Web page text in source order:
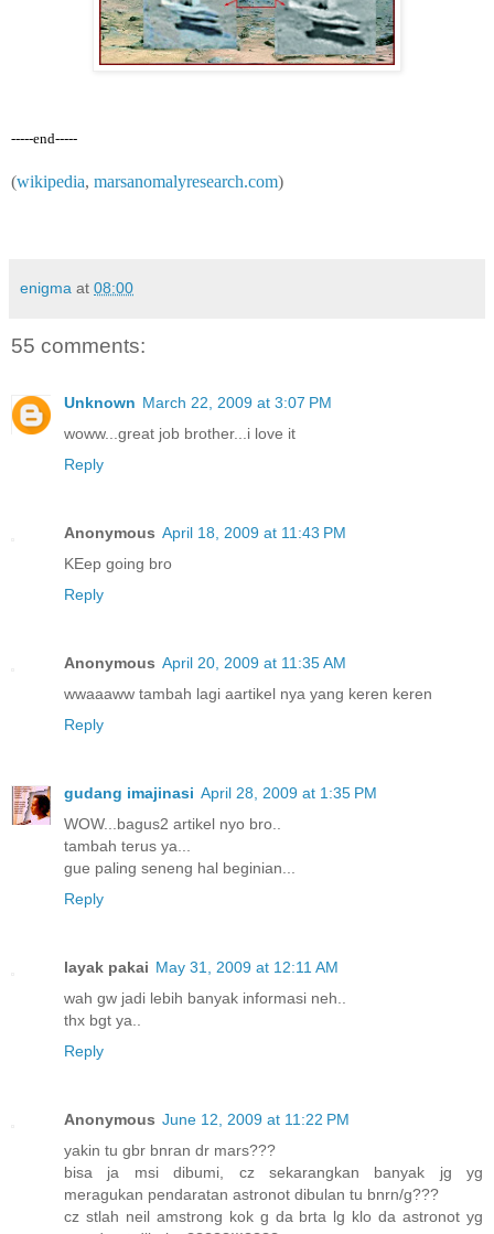
-----end-----
(wikipedia, marsanomalyresearch.com)
enigma at 08:00
55 comments:
Unknown March 22, 2009 at 3:07 PM
woww...great job brother...i love it
Reply
Anonymous April 18, 2009 at 11:43 PM
KEep going bro
Reply
Anonymous April 20, 2009 at 11:35 AM
wwaaaww tambah lagi aartikel nya yang keren keren
Reply
gudang imajinasi April 28, 2009 at 1:35 PM
WOW...bagus2 artikel nyo bro..
tambah terus ya...
gue paling seneng hal beginian...
Reply
layak pakai May 31, 2009 at 12:11 AM
wah gw jadi lebih banyak informasi neh..
thx bgt ya..
Reply
Anonymous June 12, 2009 at 11:22 PM
yakin tu gbr bnran dr mars???
bisa ja msi dibumi, cz sekarangkan banyak jg yg
meragukan pendaratan astronot dibulan tu bnrn/g???
cz stlah neil amstrong kok g da brta lg klo da astronot yg